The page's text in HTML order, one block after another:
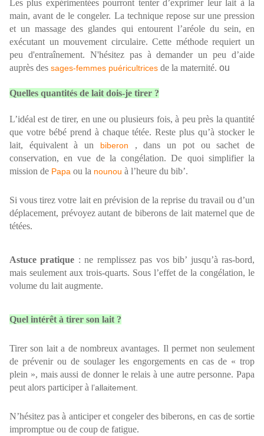
Les plus expérimentées pourront tenter d’exprimer leur lait à la
main, avant de le congeler. La technique repose sur une pression
et un massage des glandes qui entourent l’aréole du sein, en
exécutant un mouvement circulaire. Cette méthode requiert un
peu d'entraînement. N'hésitez pas à demander un peu d’aide
auprès des sages-femmes puéricultrices de la maternité. ou
Quelles quantités de lait dois-je tirer ?
L’idéal est de tirer, en une ou plusieurs fois, à peu près la quantité
que votre bébé prend à chaque tétée. Reste plus qu’à stocker le
lait, équivalent à un biberon
, dans un pot ou sachet de
conservation, en vue de la congélation. De quoi simplifier la
mission de Papa ou la nounou à l’heure du bib’.
Si vous tirez votre lait en prévision de la reprise du travail ou d’un
déplacement, prévoyez autant de biberons de lait maternel que de
tétées.
Astuce pratique : ne remplissez pas vos bib’ jusqu’à ras-bord,
mais seulement aux trois-quarts. Sous l’effet de la congélation, le
volume du lait augmente.
Quel intérêt à tirer son lait ?
Tirer son lait a de nombreux avantages. Il permet non seulement
de prévenir ou de soulager les engorgements en cas de « trop
plein », mais aussi de donner le relais à une autre personne. Papa
peut alors participer à l’allaitement.
N’hésitez pas à anticiper et congeler des biberons, en cas de sortie
impromptue ou de coup de fatigue.